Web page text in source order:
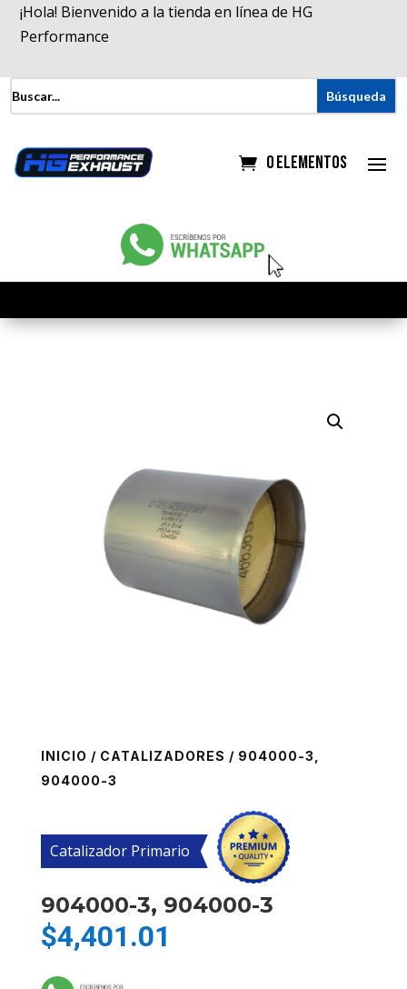
¡Hola! Bienvenido a la tienda en línea de HG
Performance
0 elementos
INICIO / CATALIZADORES / 904000-3,
904000-3
Catalizador Primario
904000-3, 904000-3
$4,401.01